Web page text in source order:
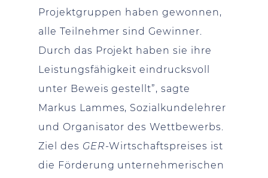
Projektgruppen haben gewonnen,
alle Teilnehmer sind Gewinner.
Durch das Projekt haben sie ihre
Leistungsfähigkeit eindrucksvoll
unter Beweis gestellt”, sagte
Markus Lammes, Sozialkundelehrer
und Organisator des Wettbewerbs.
Ziel des GER-Wirtschaftspreises ist
die Förderung unternehmerischen